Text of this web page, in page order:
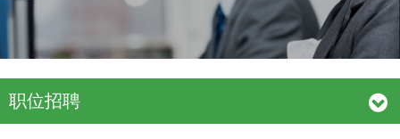
职位招聘